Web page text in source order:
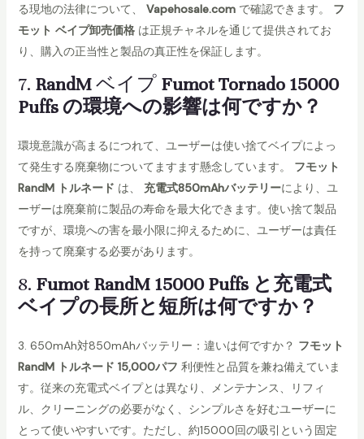
る現地の法律について、 Vapehosale.comで確認できます。 フ
モット ベイプ卸売価格は正規チャネルを通じて提供されてお
り、購入の正当性と製品の真正性を保証します。
7. RandMベイプ Fumot Tornado 15000
Puffs の環境への影響は何ですか？
環境意識が高まるにつれて、ユーザーは使い捨てベイプによっ
て発生する廃棄物についてますます懸念しています。 フモット
RandM トルネード は、 充電式850mAhバッテリーにより、ユ
ーザーは廃棄前に製品の寿命を最大化できます。使い捨て製品
ですが、環境への害を最小限に抑えるために、ユーザーは責任
を持って廃棄する必要があります。
8. Fumot RandM 15000 Puffs と充電式
ベイプの長所と短所は何ですか？
3. 650mAh対850mAhバッテリー：違いは何ですか？ フモット
RandM トルネード 15,000パフ 利便性と品質を兼ね備えていま
す。従来の充電式ベイプとは異なり、メンテナンス、リフィ
ル、クリーニングの必要がなく、シンプルさを好むユーザーに
とって使いやすいです。ただし、約15000回の吸引という固定